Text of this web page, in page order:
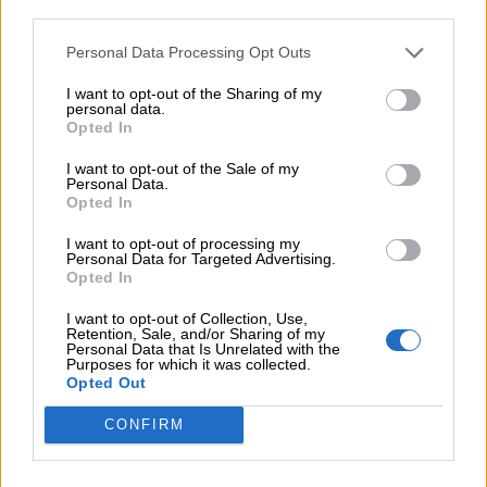
Personal Data Processing Opt Outs
I want to opt-out of the Sharing of my
personal data.
Opted In
I want to opt-out of the Sale of my
Personal Data.
Opted In
I want to opt-out of processing my
Personal Data for Targeted Advertising.
Opted In
I want to opt-out of Collection, Use,
Retention, Sale, and/or Sharing of my
Personal Data that Is Unrelated with the
Purposes for which it was collected.
Opted Out
CONFIRM
Auguri
Educazione
positiva
ace
more
peranza
uiete
Amicizia